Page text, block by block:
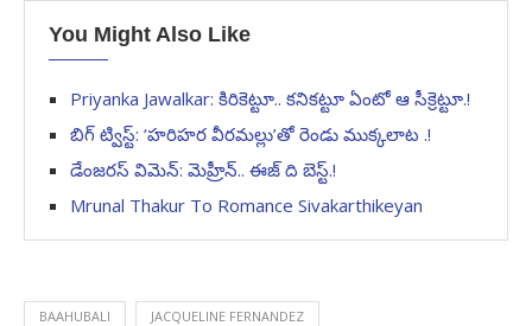
You Might Also Like
Priyanka Jawalkar: కిరికెట్టూ.. కనికట్టూ ఏంటో ఆ సీక్రెట్టూ.!
బిగ్ ట్విస్ట్: ‘హరిహర వీరమల్లు’తో రెండు ముక్కలాట .!
డేంజరస్ విమెన్: మెహ్రీన్.. ఈజ్ ది బెస్ట్.!
Mrunal Thakur To Romance Sivakarthikeyan
BAAHUBALI JACQUELINE FERNANDEZ